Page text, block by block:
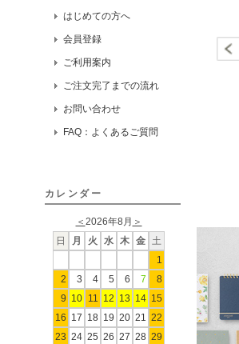
はじめての方へ
会員登録
ご利用案内
ご注文完了までの流れ
お問い合わせ
FAQ：よくあるご質問
カレンダー
＜ 2026年8月 ＞
日
月 火 水 木 金
土
1
2
3 4 5 6 7
8
9 10 11 12 13 14 15
16 17 18 19 20 21
22
23 24 25 26 27 28 29